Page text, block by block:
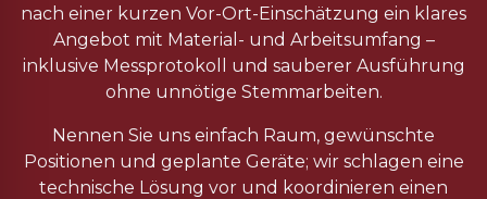
nach einer kurzen Vor-Ort-Einschätzung ein klares
Angebot mit Material- und Arbeitsumfang –
inklusive Messprotokoll und sauberer Ausführung
ohne unnötige Stemmarbeiten.
Nennen Sie uns einfach Raum, gewünschte
Positionen und geplante Geräte; wir schlagen eine
technische Lösung vor und koordinieren einen